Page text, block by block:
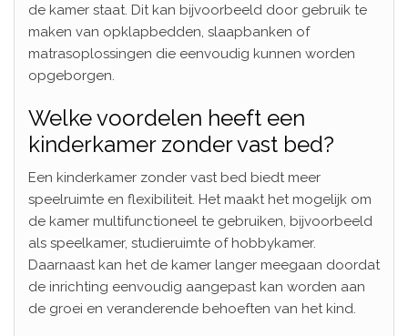
de kamer staat. Dit kan bijvoorbeeld door gebruik te
maken van opklapbedden, slaapbanken of
matrasoplossingen die eenvoudig kunnen worden
opgeborgen.
Welke voordelen heeft een
kinderkamer zonder vast bed?
Een kinderkamer zonder vast bed biedt meer
speelruimte en flexibiliteit. Het maakt het mogelijk om
de kamer multifunctioneel te gebruiken, bijvoorbeeld
als speelkamer, studieruimte of hobbykamer.
Daarnaast kan het de kamer langer meegaan doordat
de inrichting eenvoudig aangepast kan worden aan
de groei en veranderende behoeften van het kind.